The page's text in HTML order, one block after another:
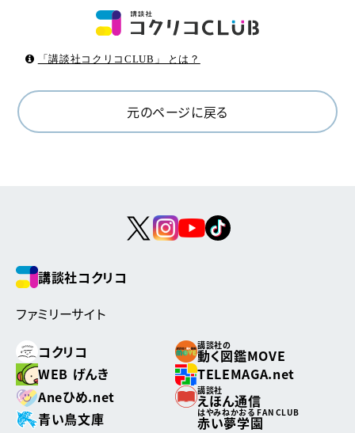
「講談社コクリコCLUB」 とは？
元のページに戻る
講談社コクリコ
ファミリーサイト
コクリコ
講談社の
動く図鑑MOVE
WEB げんき
TELEMAGA.net
Aneひめ.net
講談社
えほん通信
青い鳥文庫
はやみねかおる FAN CLUB
赤い夢学園